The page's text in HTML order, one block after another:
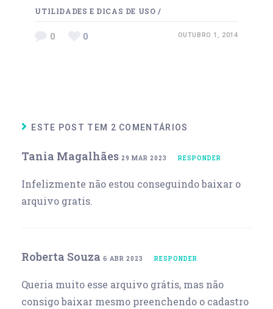
UTILIDADES E DICAS DE USO /
0 0 OUTUBRO 1, 2014
ESTE POST TEM 2 COMENTÁRIOS
Tania Magalhães 29 MAR 2023 RESPONDER
Infelizmente não estou conseguindo baixar o
arquivo gratis.
Roberta Souza 6 ABR 2023 RESPONDER
Queria muito esse arquivo grátis, mas não
consigo baixar mesmo preenchendo o cadastro